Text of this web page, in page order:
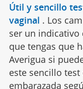
Útil y sencillo
vaginal . Los
ser un indicativo
que tengas que
Averigua si
este sencillo test
embarazada